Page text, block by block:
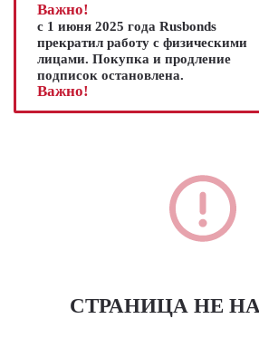
Важно!
с 1 июня 2025 года Rusbonds
прекратил работу с физическими
лицами. Покупка и продление
подписок остановлена.
Важно!
СТРАНИЦА НЕ